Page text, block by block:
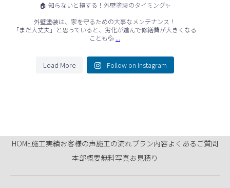
🏠 知らないと損する！外壁塗装のタイミング✨
外壁塗装は、家を守るための大事なメンテナンス！
「まだ大丈夫」と思っていると、劣化が進んで修繕費が大きくなる
ことも💦 ...
Load More Follow on Instagram
HOME施工実績お客様の声施工の流れプラン内容よくあるご質問
本部概要無料写真お見積り